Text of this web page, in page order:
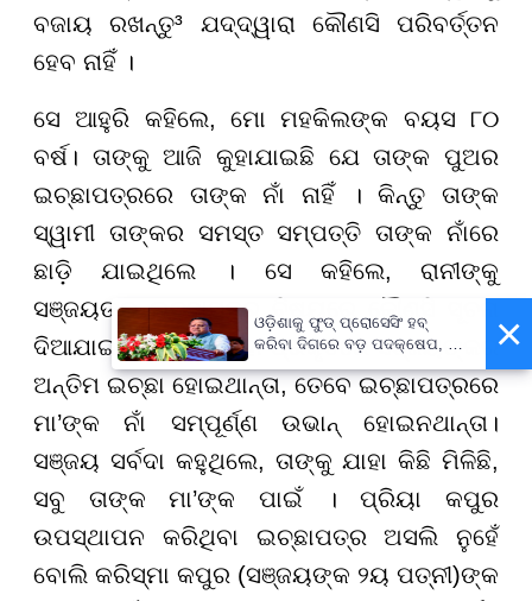
ବଜାୟ ରଖନ୍ତୁ³ ଯଦ୍ଦ୍ୱାରା କୌଣସି ପରିବର୍ତ୍ତନ
ହେବ ନାହିଁ ।
ସେ ଆହୁରି କହିଲେ, ମୋ ମହକିଲଙ୍କ ବୟସ ୮୦
ବର୍ଷ। ତାଙ୍କୁ ଆଜି କୁହାଯାଇଛି ଯେ ତାଙ୍କ ପୁଅର
ଇଚ୍ଛାପତ୍ରରେ ତାଙ୍କ ନାଁ ନାହିଁ । କିନ୍ତୁ ତାଙ୍କ
ସ୍ୱାମୀ ତାଙ୍କର ସମସ୍ତ ସମ୍ପତ୍ତି ତାଙ୍କ ନାଁରେ
ଛାଡ଼ି ଯାଇଥିଲେ । ସେ କହିଲେ, ରାନୀଙ୍କୁ
ସଞ୍ଜୟଙ୍କ ଇଚ୍ଛାପତ୍ର ବିଷୟରେ କୌଣସି ସୂଚନା
ଦିଆଯାଇ ନାହିଁ । ଯଦି ଏହା ପ୍ରକୃତରେ ସଞ୍ଜୟଙ୍କର
ଅନ୍ତିମ ଇଚ୍ଛା ହୋଇଥାନ୍ତା, ତେବେ ଇଚ୍ଛାପତ୍ରରେ
ମା’ଙ୍କ ନାଁ ସମ୍ପୂର୍ଣ୍ଣ ଉଭାନ୍ ହୋଇନଥାନ୍ତା।
ସଞ୍ଜୟ ସର୍ବଦା କହୁଥିଲେ, ତାଙ୍କୁ ଯାହା କିଛି ମିଳିଛି,
ସବୁ ତାଙ୍କ ମା’ଙ୍କ ପାଇଁ । ପ୍ରିୟା କପୁର
ଉପସ୍ଥାପନ କରିଥିବା ଇଚ୍ଛାପତ୍ର ଅସଲି ନୁହେଁ
ବୋଲି କରିସ୍ମା କପୁର (ସଞ୍ଜୟଙ୍କ ୨ୟ ପତ୍ନୀ)ଙ୍କ
×
ଓଡ଼ିଶାକୁ ଫୁଡ୍ ପ୍ରୋସେସିଂ ହବ୍
କରିବା ଦିଗରେ ବଡ଼ ପଦକ୍ଷେପ, ୪୨
ହଜାରରୁ ଅଧିକ ନିଯୁକ୍ତି ସୁଯୋଗ